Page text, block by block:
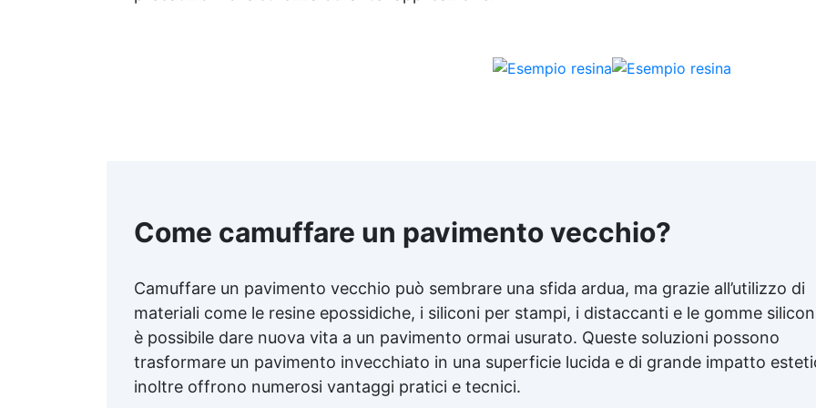
Come camuffare un pavimento vecchio?
Camuffare un pavimento vecchio può sembrare una sfida ardua, ma grazie all’utilizzo di
materiali come le resine epossidiche, i siliconi per stampi, i distaccanti e le gomme
è possibile dare nuova vita a un pavimento ormai usurato. Queste soluzioni possono
trasformare un pavimento invecchiato in una superficie lucida e di grande impatto
inoltre offrono numerosi vantaggi pratici e tecnici.